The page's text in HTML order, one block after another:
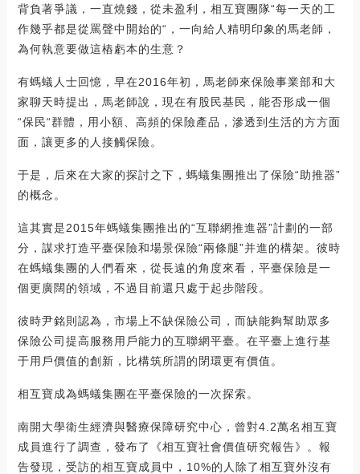
背負著爭議，一直燒錢，從未盈利，相互寶團隊“每一天的工
作幾乎都是從罵聲中開始的“，一向給人精明印象的馬老師，
為何執意要做這樁虧本的生意？
有螞蟻人士回憶，早在2016年初，馬老師來保險事業部和大
家聊天時提出，馬老師說，現在有股民基民，能否形成一個
“保民“群體，用小額、高頻的保險產品，滲透到生活的方方面
面，讓更多的人接觸保險。
于是，后來在大家的探討之下，螞蟻集團推出了保險“助推器”
的概念。
這其實是2015年螞蟻集團推出的“互聯網推進器”計劃的一部
分，謀求打造平臺保險和場景保險“兩條腿”并進的構架。彼時
在螞蟻集團的人們看來，從長遠的角度來看，平臺保險是一
個更廣闊的領域，不過目前還只處于起步階段。
彼時尹銘則認為，市場上不缺保險公司，而缺能夠幫助眾多
保險公司提高服務用戶能力的互聯網平臺。在平臺上進行基
于用戶價值的創新，比構筑所謂的閉環更有價值。
相互寶成為螞蟻集團在平臺保險的一次探索。
南開大學衛生經濟與醫療保障研究中心，曾對4.2萬名相互寶
成員進行了調查，發布了《相互寶社會價值研究報告》。報
告發現，受訪的相互寶成員中，10%的人除了相互寶外沒有